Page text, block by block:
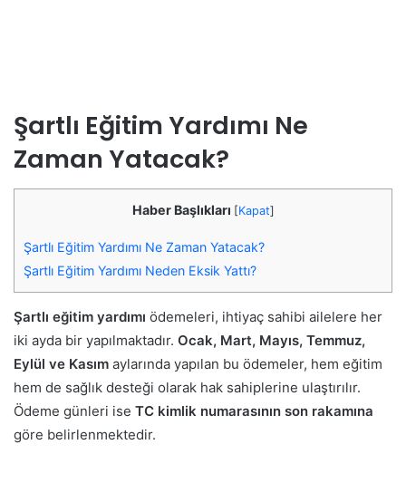
Şartlı Eğitim Yardımı Ne
Zaman Yatacak?
Haber Başlıkları [Kapat]
Şartlı Eğitim Yardımı Ne Zaman Yatacak?
Şartlı Eğitim Yardımı Neden Eksik Yattı?
Şartlı eğitim yardımı ödemeleri, ihtiyaç sahibi ailelere her
iki ayda bir yapılmaktadır. Ocak, Mart, Mayıs, Temmuz,
Eylül ve Kasım aylarında yapılan bu ödemeler, hem eğitim
hem de sağlık desteği olarak hak sahiplerine ulaştırılır.
Ödeme günleri ise TC kimlik numarasının son rakamına
göre belirlenmektedir.